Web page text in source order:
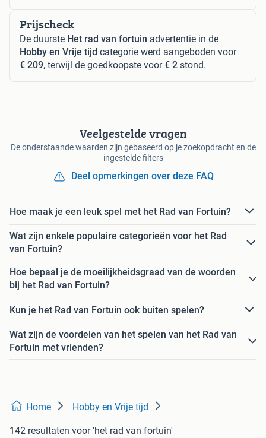
Prijscheck
De duurste Het rad van fortuin advertentie in de
Hobby en Vrije tijd categorie werd aangeboden voor
€ 209, terwijl de goedkoopste voor€ 2 stond.
Veelgestelde vragen
De onderstaande waarden zijn gebaseerd op je zoekopdracht en de
ingestelde filters
Deel opmerkingen over deze FAQ
Hoe maak je een leuk spel met het Rad van Fortuin?
Wat zijn enkele populaire categorieën voor het Rad
van Fortuin?
Hoe bepaal je de moeilijkheidsgraad van de woorden
bij het Rad van Fortuin?
Kun je het Rad van Fortuin ook buiten spelen?
Wat zijn de voordelen van het spelen van het Rad van
Fortuin met vrienden?
Home Hobby en Vrije tijd
142 resultaten voor 'het rad van fortuin'